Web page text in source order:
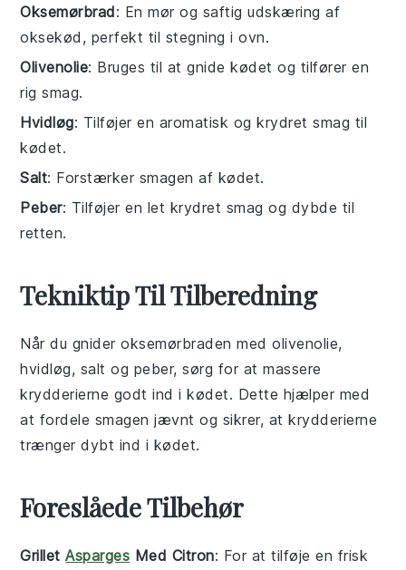
Oksemørbrad: En mør og saftig udskæring af
oksekød, perfekt til stegning i ovn.
Olivenolie: Bruges til at gnide kødet og tilfører en
rig smag.
Hvidløg: Tilføjer en aromatisk og krydret smag til
kødet.
Salt: Forstærker smagen af kødet.
Peber: Tilføjer en let krydret smag og dybde til
retten.
Tekniktip Til Tilberedning
Når du gnideroksemørbraden medolivenolie,
hvidløg, salt og peber, sørg for at massere
krydderierne godt ind i kødet. Dette hjælper med
at fordele smagen jævnt og sikrer, at krydderierne
trænger dybt ind i kødet.
Foreslåede Tilbehør
GrilletAsparges Med Citron: For at tilføje en frisk